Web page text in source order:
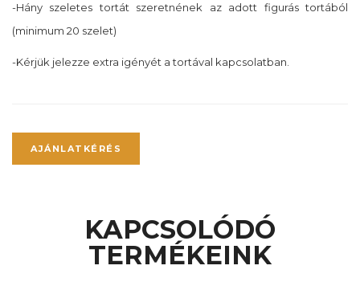
-Hány szeletes tortát szeretnének az adott figurás tortából
(minimum 20 szelet)
-Kérjük jelezze extra igényét a tortával kapcsolatban.
AJÁNLATKÉRÉS
KAPCSOLÓDÓ
TERMÉKEINK